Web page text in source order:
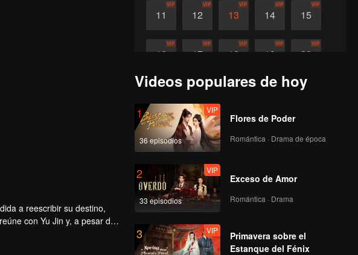
11
VIP
12
VIP
13
VIP
14
VIP
15
VIP
16
VIP
17
VIP
18
VIP
19
VIP
20
VIP
VIP VIP VIP VIP
25
26
VIP
27
VIP VIP VIP
a reescribir su destino,
con Yu Jin y, a pesar de
padre. A medida que
Videos populares de hoy
1
36 episodios
VIP
Flores de Poder
Romántica · Drama de época
2
33 episodios
VIP
Exceso de Amor
Romántica · Drama
3 VIP
Primavera sobre el
Estanque del Fénix